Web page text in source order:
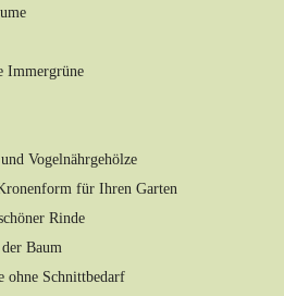
Immergrüne
Vogelnährgehölze
für Ihren Garten
Rinde
Baum
ohne Schnittbedarf